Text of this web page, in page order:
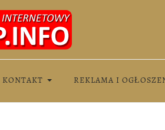
KONTAKT REKLAMA I